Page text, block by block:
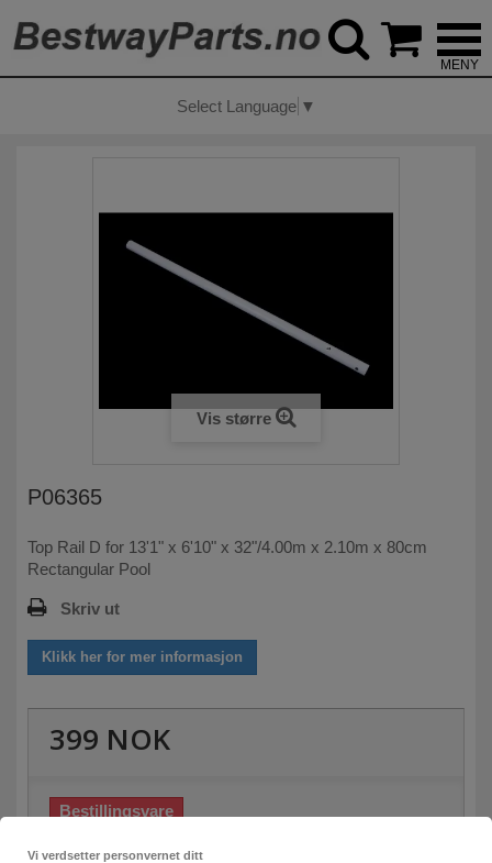
Select Language ▼
Vis større
P06365
Top Rail D for 13'1" x 6'10" x 32"/4.00m x 2.10m x 80cm
Rectangular Pool
Skriv ut
Klikk her for mer informasjon
399 NOK
Bestillingsvare
Vi verdsetter personvernet ditt
 